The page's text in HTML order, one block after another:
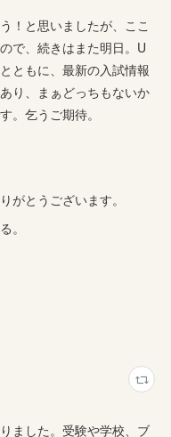
！と思いましたが、ここ
で、続きはまた明日。U
ともに、最新の入試情報
り、まぁどっちもないか
。乞うご期待。
がとうございます。
。
ました。受験や学校、ブ